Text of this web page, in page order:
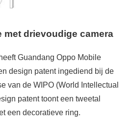
met drievoudige camera
Guandang Oppo Mobile
design patent ingediend bij de
van de WIPO (World Intellectual
patent toont een tweetal
een decoratieve ring.